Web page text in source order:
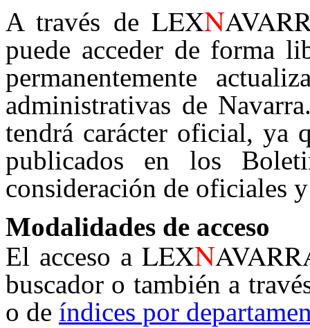
A través de LEXN
puede acceder de forma
permanentemente
administrativas de
tendrá carácter oficial, ya
publicados en los
consideración de oficiales
Modalidades de acceso
El acceso aLEXN
buscador o también a
o de índices por